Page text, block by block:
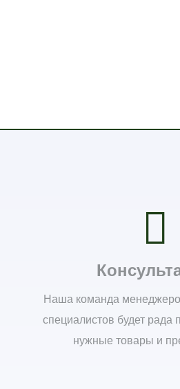
Наша команда
специалистов будет рада
нужные товары и